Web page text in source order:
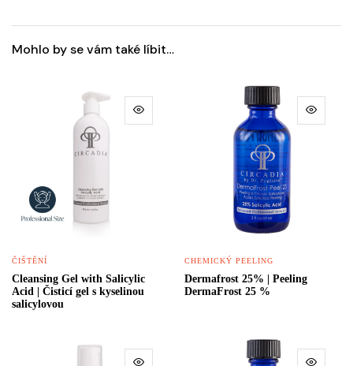
Mohlo by se vám také líbit…
ČIŠTĚNÍ
Cleansing Gel with Salicylic
Acid | Čisticí gel s kyselinou
salicylovou
CHEMICKÝ PEELING
Dermafrost 25% | Peeling
DermaFrost 25 %